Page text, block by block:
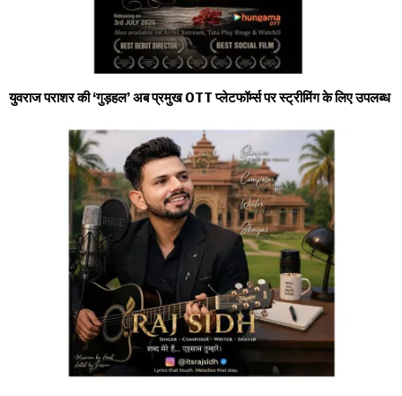
युवराज पराशर की ‘गुड़हल’ अब प्रमुख OTT प्लेटफॉर्म्स पर स्ट्रीमिंग के लिए उपलब्ध